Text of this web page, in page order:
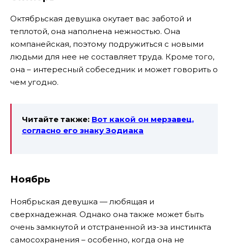
Октябрьская девушка окутает вас заботой и
теплотой, она наполнена нежностью. Она
компанейская, поэтому подружиться с новыми
людьми для нее не составляет труда. Кроме того,
она – интересный собеседник и может говорить о
чем угодно.
Читайте также: Вот какой он мерзавец,
согласно его знаку Зодиака
Ноябрь
Ноябрьская девушка — любящая и
сверхнадежная. Однако она также может быть
очень замкнутой и отстраненной из-за инстинкта
самосохранения – особенно, когда она не